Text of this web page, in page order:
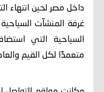
داخل مصر لحين انتهاء
غرفة المنشآت
السياحية التي
متعمدًا لكل القيم